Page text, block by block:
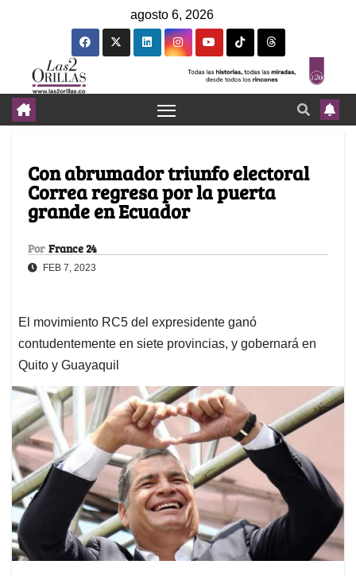
agosto 6, 2026
Con abrumador triunfo electoral
Correa regresa por la puerta
grande en Ecuador
Por France 24
FEB 7, 2023
El movimiento RC5 del expresidente ganó
contudentemente en siete provincias, y gobernará en
Quito y Guayaquil